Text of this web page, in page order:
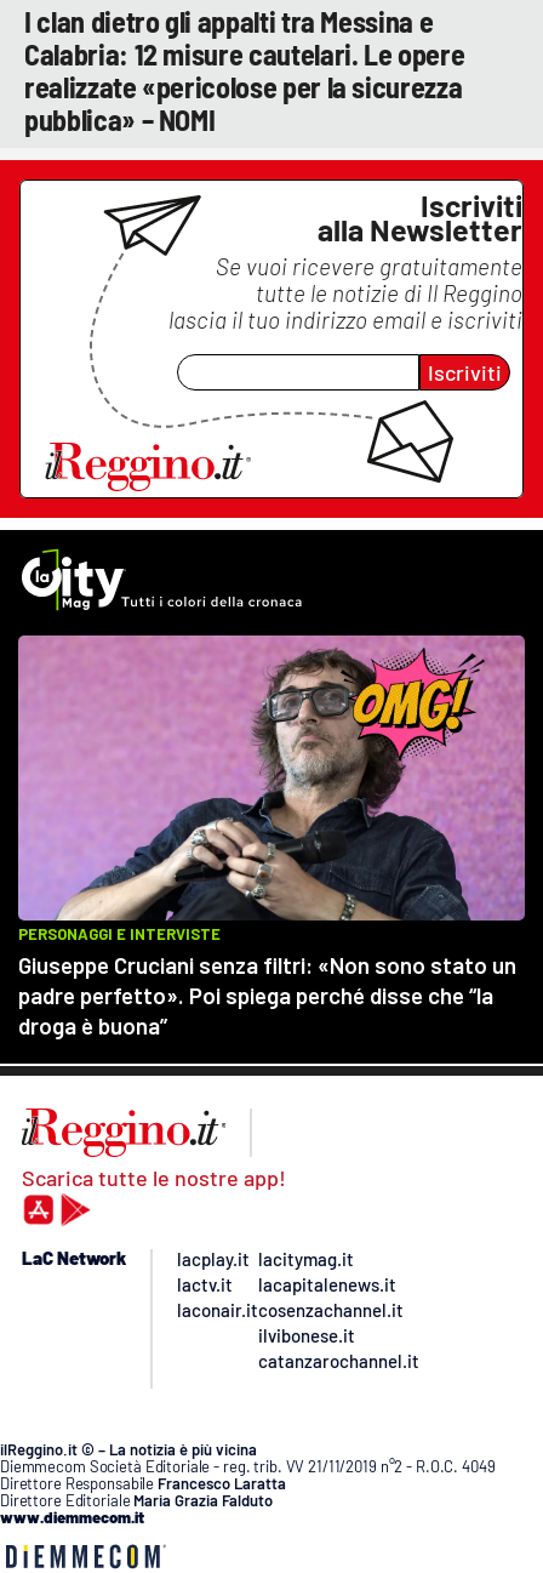
I clan dietro gli appalti tra Messina e
Calabria: 12 misure cautelari. Le opere
realizzate «pericolose per la sicurezza
pubblica» – NOMI
Iscriviti
alla Newsletter
Se vuoi ricevere gratuitamente
tutte le notizie di Il Reggino
lascia il tuo indirizzo email e iscriviti
Iscriviti
Scarica tutte le nostre app!
LaC Network
lacplay.it
lactv.it
laconair.it
lacitymag.it
lacapitalenews.it
cosenzachannel.it
ilvibonese.it
catanzarochannel.it
ilReggino.it © – La notizia è più vicina
Diemmecom Società Editoriale - reg. trib. VV 21/11/2019 n°2 - R.O.C. 4049
Direttore Responsabile Francesco Laratta
Direttore Editoriale Maria Grazia Falduto
www.diemmecom.it